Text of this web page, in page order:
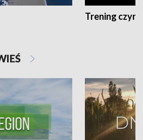
Trening czyni